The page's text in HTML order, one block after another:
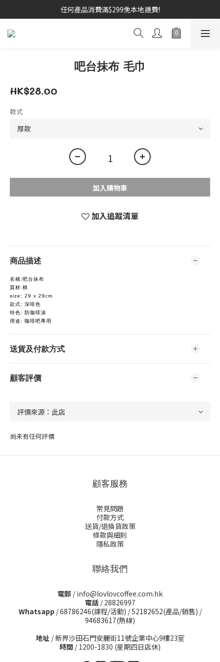
任何產品消費滿$299免本地運費!
吧台抹布 毛巾
HK$28.00
款式
加入購物車
加入追蹤清單
商品描述
名稱:吧台抹布
質材:棉
size: 29 x 29cm
款式: 深啡色
特色: 防咖啡漬
用途: 咖啡吧專用
送貨及付款方式
顧客評價
尚未有任何評價
顧客服務
常見問題
付款方式
送貨/退換貨政策
條款與細則
隱私政策
聯絡我們
電郵 / info@lovlovcoffee.com.hk
電話/ 28826997
Whatsapp /68786246(課程/活動) /52182652(產品/銷售) /
94683617(熱線)
地址 / 新界沙田石門安麗街11號企業中心9樓23室
時間 / 1200-1830 (星期四日店休)